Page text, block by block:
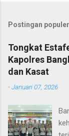
Postingan
Tongkat
Kapolres
dan Kasat
-Januari 07, 2026